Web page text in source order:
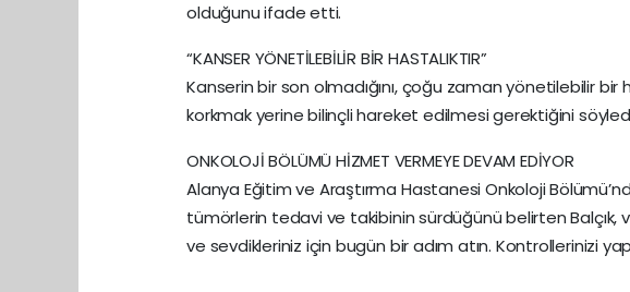
olduğunu ifade etti.
“KANSER YÖNETİLEBİLİR BİR HASTALIKTIR”
Kanserin bir son olmadığını, çoğu zaman yönetilebilir bir
korkmak yerine bilinçli hareket edilmesi gerektiğini
ONKOLOJİ BÖLÜMÜ HİZMET VERMEYE DEVAM EDİYOR
Alanya Eğitim ve Araştırma Hastanesi Onkoloji
tümörlerin tedavi ve takibinin sürdüğünü belirten Balçık,
ve sevdikleriniz için bugün bir adım atın. Kontrollerinizi